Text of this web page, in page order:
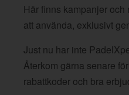
Här finns kampanjer
att använda, exklusivt
Just nu har inte
Återkom gärna senare
rabattkoder och bra